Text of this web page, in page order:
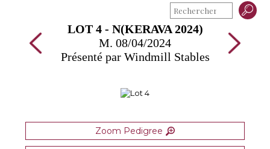
LOT 4 - N(KERAVA 2024)
M. 08/04/2024
Présenté par Windmill Stables
Zoom Pedigree